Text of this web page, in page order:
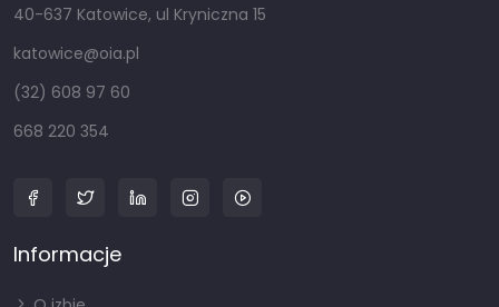
40-637 Katowice, ul Kryniczna 15
katowice@oia.pl
(32) 608 97 60
668 220 354
Informacje